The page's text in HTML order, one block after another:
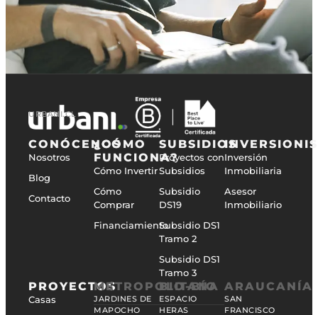
URBANI.CL
CONÓCENOS
Nosotros
Blog
Contacto
¿CÓMO
FUNCIONA?
Cómo Invertir
Cómo
Comprar
Financiamiento
SUBSIDIOS
Proyectos con
Subsidios
Subsidio
DS19
Subsidio DS1
Tramo 2
Subsidio DS1
Tramo 3
Inversión
Inmobiliaria
Asesor
Inmobiliario
PROYECTOS
Casas
METROPOLITANA
JARDINES DE
MAPOCHO
BIO-BÍO
ESPACIO
HERAS
ARAUCANÍA
SAN
FRANCISCO